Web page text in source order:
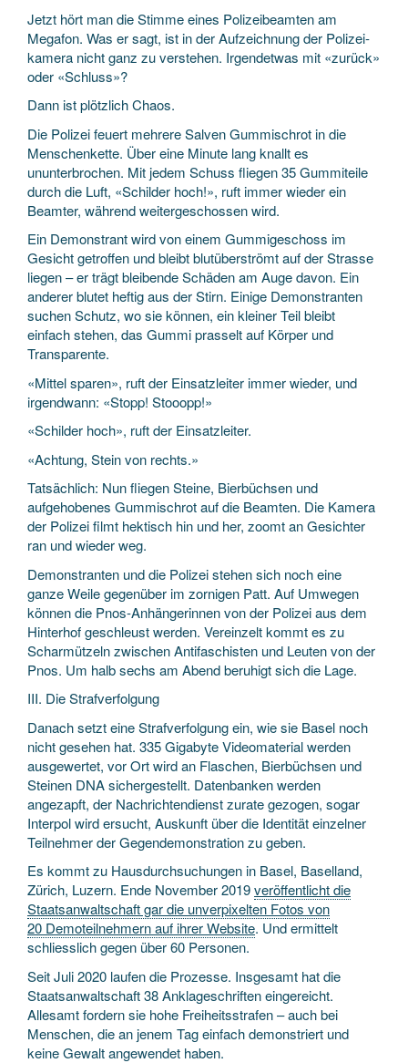
Jetzt hört man die Stimme eines Polizei­beamten am
Megafon. Was er sagt, ist in der Aufzeichnung der Polizei­
kamera nicht ganz zu verstehen. Irgendetwas mit «zurück»
oder «Schluss»?
Dann ist plötzlich Chaos.
Die Polizei feuert mehrere Salven Gummi­schrot in die
Menschen­kette. Über eine Minute lang knallt es
ununterbrochen. Mit jedem Schuss fliegen 35 Gummi­teile
durch die Luft, «Schilder hoch!», ruft immer wieder ein
Beamter, während weiter­geschossen wird.
Ein Demonstrant wird von einem Gummi­geschoss im
Gesicht getroffen und bleibt blutüberströmt auf der Strasse
liegen – er trägt bleibende Schäden am Auge davon. Ein
anderer blutet heftig aus der Stirn. Einige Demonstranten
suchen Schutz, wo sie können, ein kleiner Teil bleibt
einfach stehen, das Gummi prasselt auf Körper und
Transparente.
«Mittel sparen», ruft der Einsatz­leiter immer wieder, und
irgendwann: «Stopp! Stooopp!»
«Schilder hoch», ruft der Einsatzleiter.
«Achtung, Stein von rechts.»
Tatsächlich: Nun fliegen Steine, Bier­büchsen und
aufgehobenes Gummi­schrot auf die Beamten. Die Kamera
der Polizei filmt hektisch hin und her, zoomt an Gesichter
ran und wieder weg.
Demonstranten und die Polizei stehen sich noch eine
ganze Weile gegenüber im zornigen Patt. Auf Umwegen
können die Pnos-Anhängerinnen von der Polizei aus dem
Hinterhof geschleust werden. Vereinzelt kommt es zu
Scharmützeln zwischen Antifaschisten und Leuten von der
Pnos. Um halb sechs am Abend beruhigt sich die Lage.
III. Die Strafverfolgung
Danach setzt eine Straf­verfolgung ein, wie sie Basel noch
nicht gesehen hat. 335 Gigabyte Videomaterial werden
ausgewertet, vor Ort wird an Flaschen, Bier­büchsen und
Steinen DNA sichergestellt. Daten­banken werden
angezapft, der Nachrichten­dienst zurate gezogen, sogar
Interpol wird ersucht, Auskunft über die Identität einzelner
Teilnehmer der Gegen­demonstration zu geben.
Es kommt zu Haus­durchsuchungen in Basel, Baselland,
Zürich, Luzern. Ende November 2019veröffentlicht die
Staatsanwaltschaft gar die unverpixelten Fotos von
20 Demoteilnehmern auf ihrer Website. Und ermittelt
schliesslich gegen über 60 Personen.
Seit Juli 2020 laufen die Prozesse. Insgesamt hat die
Staats­anwaltschaft 38 Anklage­schriften eingereicht.
Allesamt fordern sie hohe Freiheits­strafen – auch bei
Menschen, die an jenem Tag einfach demonstriert und
keine Gewalt angewendet haben.